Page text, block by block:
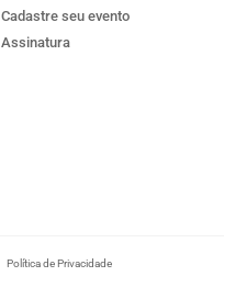
Cadastre seu evento
Assinatura
Política de Privacidade